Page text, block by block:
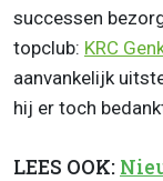
successen
topclub: KRC
aanvankelijk
hij er toch
LEES OOK: